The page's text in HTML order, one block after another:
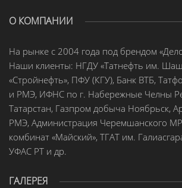
О КОМПАНИИ
На рынке с 2004 года под брендом
Наши клиенты: НГДУ «Татнефть им.
«Стройнефть», ПФУ (КГУ), Банк ВТБ,
и РМЭ, ИФНС по г. Набережные Челны
Татарстан, Газпром добыча Ноябрьск,
РМЭ, Администрация Черемшанского
комбинат «Майский», ТГАТ им.
УФАС РТ и др.
ГАЛЕРЕЯ